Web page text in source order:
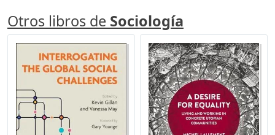
Otros libros de Sociología